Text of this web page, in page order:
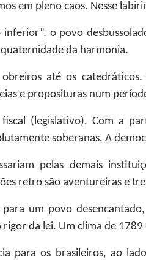
em pleno caos. Nesse
o povo
da harmonia.
até os
e proposituras num
(legislativo). Com a
soberanas. A
pelas demais
retro são aventureiras e
um povo
rigor da lei. Um clima de
para os brasileiros, ao